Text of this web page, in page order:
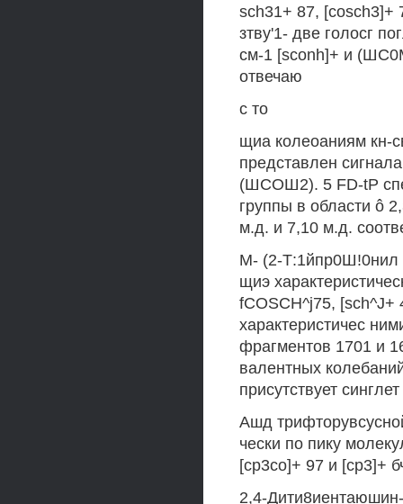
sch31+ 87, [cosch3]+
зтву'1- две голосг
см-1 [sconh]+ и
отвечаю
с то
щиа колеоаниям кн-
представлен
(ШСОШ2). 5 FD-tP
группы в области ô
м.д. и 7,10 м.д.
М- (2-Т:1йпр0Ш!0нил
щиэ
fCOSCH^j75, [sch^J+
характеристичес
фрагментов 1701 и
валентных
присутствует
Ашд
чески по пику
[ср3со]+ 97 и [ср3]+
2,4-